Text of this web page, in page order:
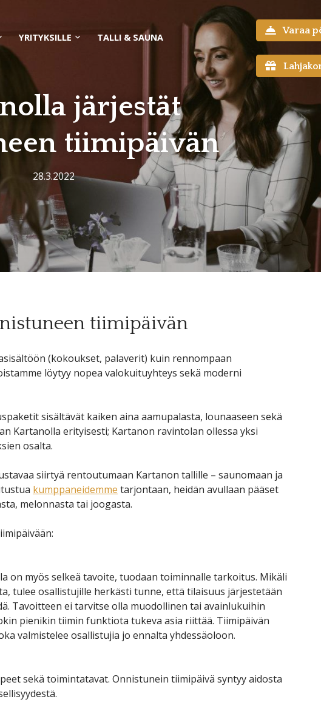
alavalikko
YRITYKSILLE TALLI & SAUNA
Varaa
järjestät
tiimipäivän
28.3.2022
tiimipäivän
(kokoukset, palaverit) kuin rennompaan
löytyy nopea valokuituyhteys sekä moderni
sisältävät kaiken aina aamupalasta, lounaaseen sekä
Kartanolla erityisesti; Kartanon ravintolan ollessa yksi
osalta.
siirtyä rentoutumaan Kartanon tallille – saunomaan ja
kumppaneidemme tarjontaan, heidän avullaan pääset
melonnasta tai joogasta.
on myös selkeä tavoite, tuodaan toiminnalle tarkoitus. Mikäli
tulee osallistujille herkästi tunne, että tilaisuus järjestetään
Tavoitteen ei tarvitse olla muodollinen tai avainlukuihin
pienikin tiimin funktiota tukeva asia riittää. Tiimipäivän
valmistelee osallistujia jo ennalta yhdessäoloon.
sekä toimintatavat. Onnistunein tiimipäivä syntyy aidosta